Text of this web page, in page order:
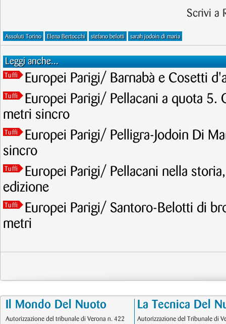
Scrivi a
Assoluti Torino Elena Bertocchi stefano belotti sarah jodoin di maria
Leggi anche...
Tuffi Europei Parigi/ Barnabà e Cosetti
Tuffi
Europei Parigi/ Pellacani a quota 5.
metri sincro
Tuffi
Europei Parigi/ Pelligra-Jodoin Di
sincro
Tuffi
Europei Parigi/ Pellacani nella
edizione
Tuffi
Europei Parigi/ Santoro-Belotti di
metri
Il Mondo Del Nuoto
Autorizzazione del tribunale di Verona n. 422
La Tecnica Del
Autorizzazione del Tribunale di